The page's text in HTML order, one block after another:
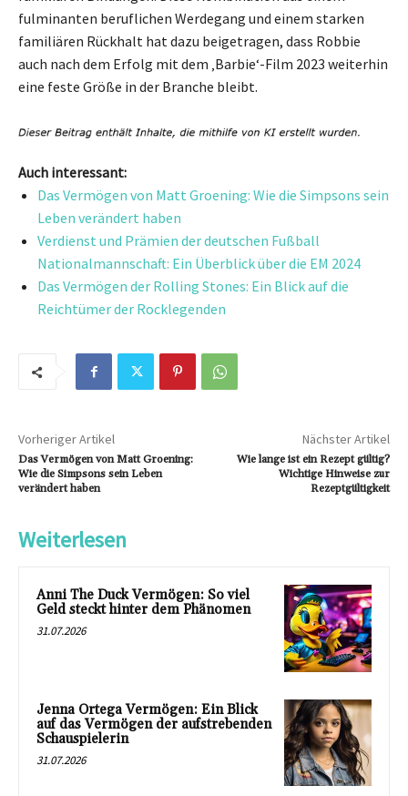
fulminanten beruflichen Werdegang und einem starken
familiären Rückhalt hat dazu beigetragen, dass Robbie
auch nach dem Erfolg mit dem ‚Barbie‘-Film 2023 weiterhin
eine feste Größe in der Branche bleibt.
Auch interessant:
Das Vermögen von Matt Groening: Wie die Simpsons sein
Leben verändert haben
Verdienst und Prämien der deutschen Fußball
Nationalmannschaft: Ein Überblick über die EM 2024
Das Vermögen der Rolling Stones: Ein Blick auf die
Reichtümer der Rocklegenden
Vorheriger Artikel
Das Vermögen von Matt Groening:
Wie die Simpsons sein Leben
verändert haben
Nächster Artikel
Wie lange ist ein Rezept gültig?
Wichtige Hinweise zur
Rezeptgültigkeit
Weiterlesen
Anni The Duck Vermögen: So viel
Geld steckt hinter dem Phänomen
31.07.2026
Jenna Ortega Vermögen: Ein Blick
auf das Vermögen der aufstrebenden
Schauspielerin
31.07.2026